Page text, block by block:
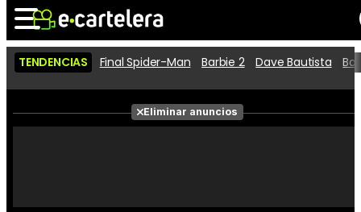
Noticias Cartelera
Películas
TENDENCIAS Final Spider-Man Barbie 2 Dave Bautista
Eliminar anuncios